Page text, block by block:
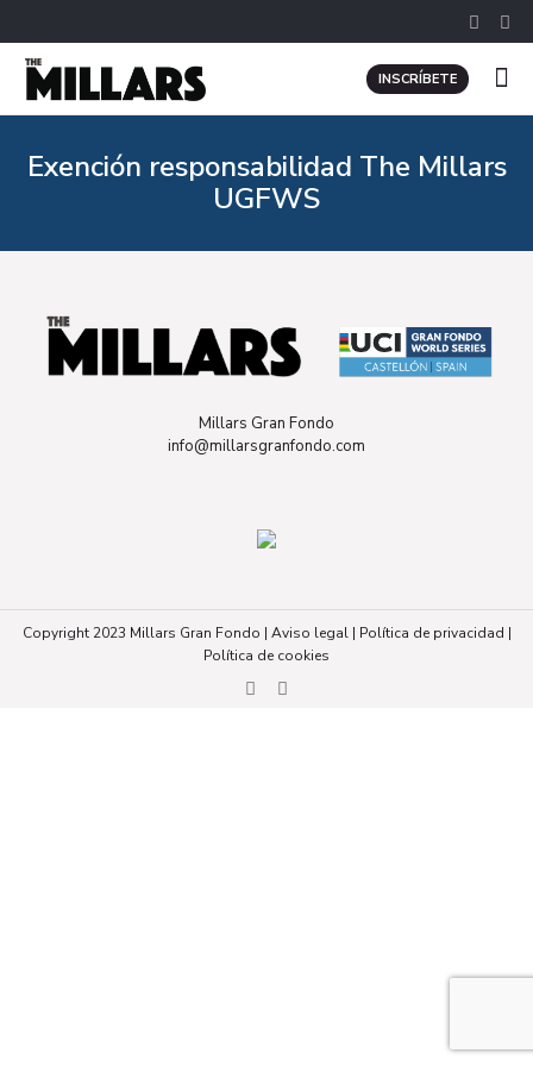
INSCRÍBETE
Exención responsabilidad The Millars
UGFWS
Millars Gran Fondo
info@millarsgranfondo.com
Copyright 2023 Millars Gran Fondo | Aviso legal| Política de privacidad |
Política de cookies